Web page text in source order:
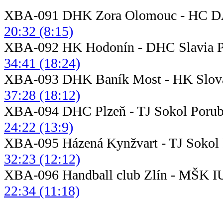
XBA-091 DHK Zora Olomouc - HC
20:32 (8:15)
XBA-092 HK Hodonín -
34:41 (18:24)
XBA-093 DHK Baník Most - HK
37:28 (18:12)
XBA-094 DHC Plzeň - TJ
24:22 (13:9)
XBA-095 Házená Kynžvart -
32:23 (12:12)
XBA-096 Handball club Zlín - MŠK
22:34 (11:18)